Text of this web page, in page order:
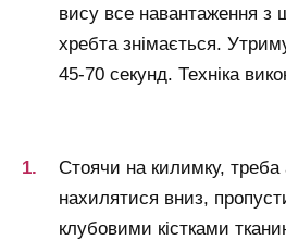
вису все навантаження з
хребта знімається.
45-70 секунд. Техніка
Стоячи на килимку, треба
нахилятися вниз,
клубовими кістками